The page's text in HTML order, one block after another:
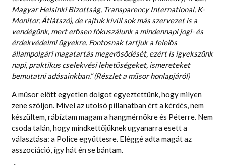
Magyar Helsinki Bizottság, Transparency International, K-
Monitor, Átlátszó), de rajtuk kívül sok más szervezet is a
vendégünk, mert erősen fókuszálunk a mindennapi jogi- és
érdekvédelmi ügyekre. Fontosnak tartjuk a felelős
állampolgári magatartás megerősödését, ezért is igyekszünk
napi, praktikus cselekvési lehetőségeket, ismereteket
bemutatni adásainkban.”(Részlet a műsor honlapjáról)
A műsor előtt egyetlen dolgot egyeztettünk, hogy milyen
zene szóljon. Mivel az utolsó pillanatban ért a kérdés, nem
készültem, rábíztam magam a hangmérnökre és Péterre. Nem
csoda talán, hogy mindkettőjüknek ugyanarra esett a
választása: a Police együttesre. Eléggé adta magát az
asszociáció, így hát én se bántam.